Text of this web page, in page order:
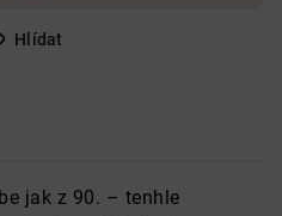
Hlídat
jak z 90. – tenhle